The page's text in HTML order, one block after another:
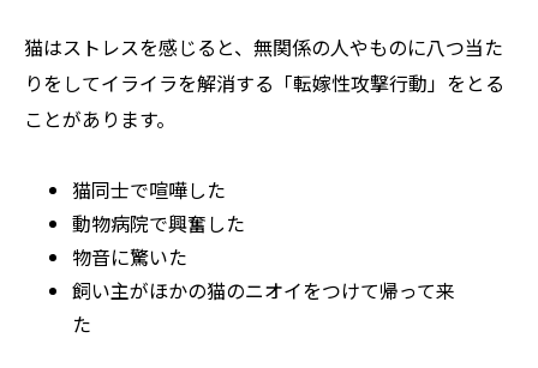
猫はストレスを感じると、無関係の人やものに八つ当た
りをしてイライラを解消する「転嫁性攻撃行動」をとる
ことがあります。
猫同士で喧嘩した
動物病院で興奮した
物音に驚いた
飼い主がほかの猫のニオイをつけて帰って来
た